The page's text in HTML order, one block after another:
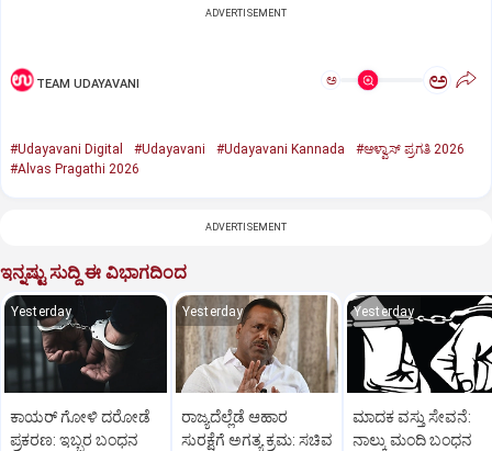
ADVERTISEMENT
TEAM UDAYAVANI ಅ ಅ
#Udayavani Digital #Udayavani #Udayavani Kannada
#ಆಳ್ವಾಸ್‌ ಪ್ರಗತಿ 2026
#Alvas Pragathi 2026
ADVERTISEMENT
ಇನ್ನಷ್ಟು ಸುದ್ದಿ ಈ ವಿಭಾಗದಿಂದ
Yesterday
ಕಾಯರ್ ಗೋಳಿ ದರೋಡೆ
ಪ್ರಕರಣ: ಇಬ್ಬರ ಬಂಧನ
Yesterday
ರಾಜ್ಯದೆಲ್ಲೆಡೆ ಆಹಾರ
ಸುರಕ್ಷೆಗೆ ಅಗತ್ಯ ಕ್ರಮ: ಸಚಿವ
Yesterday
ಮಾದಕ ವಸ್ತು ಸೇವನೆ:
ನಾಲ್ಕು ಮಂದಿ ಬಂಧನ